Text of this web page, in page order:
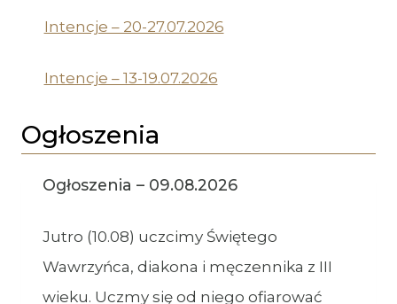
Intencje – 20-27.07.2026
Intencje – 13-19.07.2026
Ogłoszenia
Ogłoszenia – 09.08.2026
Jutro (10.08) uczcimy Świętego
Wawrzyńca, diakona i męczennika z III
wieku. Uczmy się od niego ofiarować